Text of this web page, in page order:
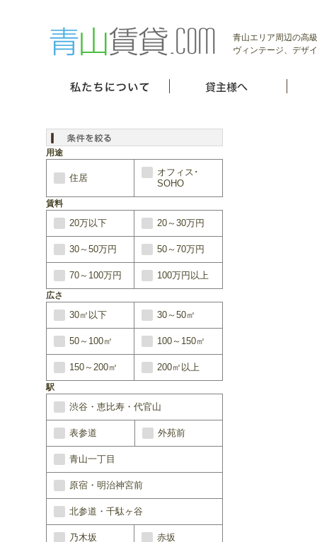
青山エリア周辺の高
ヴィンテージ、デザ
用途
住居
オフィス･
SOHO
賃料
20万以下 20～30万円
30～50万円 50～70万円
70～100万円 100万円以上
広さ
30㎡以下 30～50㎡
50～100㎡ 100～150㎡
150～200㎡ 200㎡以上
駅
渋谷・恵比寿・代官山
表参道 外苑前
青山一丁目
原宿・明治神宮前
北参道・千駄ヶ谷
乃木坂 赤坂